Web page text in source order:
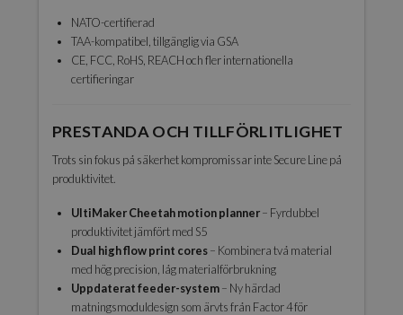
NATO-certifierad
TAA-kompatibel, tillgänglig via GSA
CE, FCC, RoHS, REACH och fler internationella
certifieringar
PRESTANDA OCH TILLFÖRLITLIGHET
Trots sin fokus på säkerhet kompromissar inte Secure Line på
produktivitet.
UltiMaker Cheetah motion planner– Fyrdubbel
produktivitet jämfört med S5
Dual high flow print cores– Kombinera två material
med hög precision, låg materialförbrukning
Uppdaterat feeder-system– Ny härdad
matningsmoduldesign som ärvts från Factor 4 för